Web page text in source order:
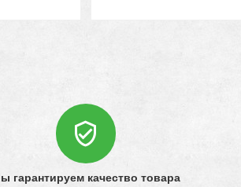
гарантируем качество товара